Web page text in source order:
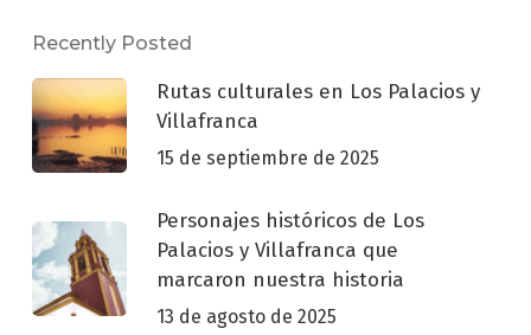
Recently Posted
Rutas culturales en Los Palacios y
Villafranca
15 de septiembre de 2025
Personajes históricos de Los
Palacios y Villafranca que
marcaron nuestra historia
13 de agosto de 2025